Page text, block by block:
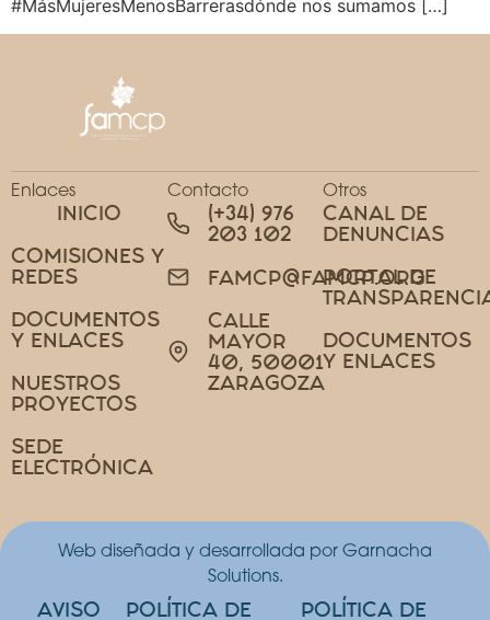
#MásMujeresMenosBarrerasdónde nos sumamos […]
Enlaces
INICIO
COMISIONES Y
REDES
DOCUMENTOS
Y ENLACES
NUESTROS
PROYECTOS
SEDE
ELECTRÓNICA
Contacto
(+34) 976
203 102
FAMCP@FAMCP.ORG
CALLE
MAYOR
40, 50001
ZARAGOZA
Otros
CANAL DE
DENUNCIAS
PORTAL DE
DOCUMENTOS
Y ENLACES
Web diseñada y desarrollada por Garnacha
Solutions.
AVISO POLÍTICA DE POLÍTICA DE